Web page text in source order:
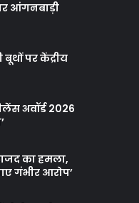
आंगनबाड़ी
पर केंद्रीय
अवॉर्ड 2026
का हमला,
गंभीर आरोप’